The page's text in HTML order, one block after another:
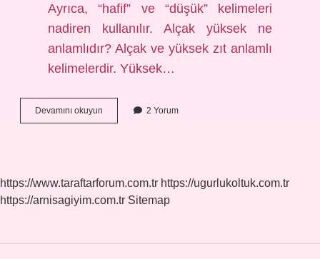
Ayrıca, “hafif” ve “düşük” kelimeleri
nadiren kullanılır. Alçak yüksek ne
anlamlıdır? Alçak ve yüksek zıt anlamlı
kelimelerdir. Yüksek…
Devamını okuyun
Yüksek
2 Yorum
https://www.taraftarforum.com.tr https://ugurlukoltuk.com.tr
https://arnisagiyim.com.tr Sitemap